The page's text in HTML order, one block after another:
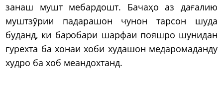
занаш мушт мебардошт. Бачаҳо аз дағалию
муштзӯрии падарашон чунон тарсон шуда
буданд, ки баробари шарфаи пояшро шунидан
гурехта ба хонаи хоби худашон медаромаданду
худро ба хоб меандохтанд.